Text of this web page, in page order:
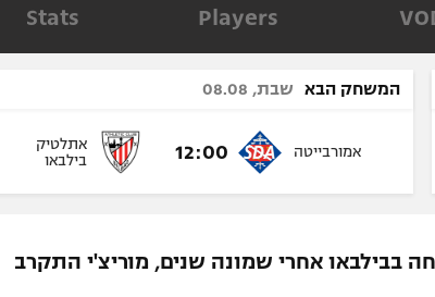
אביב
ליגה סינית
Players
Stats
המשחק הבא שבת, 08.08
אמורבייטה 12:00
אתלטיק
בילבאו
בבילבאו אחרי שמונה שנים, מוריצ'י התקרב